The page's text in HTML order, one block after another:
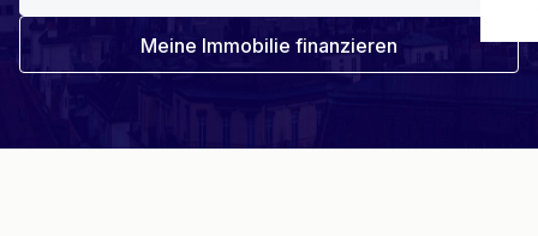
Meine Immobilie finanzieren